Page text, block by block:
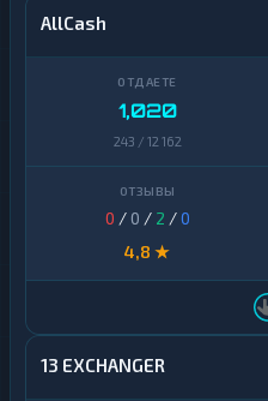
AllCash
1,020
243 / 12 162
0 / 0 / 2 /0
4,8 ★
13 EXCHANGER